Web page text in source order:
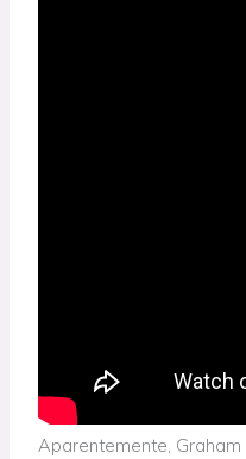
Aparentemente,